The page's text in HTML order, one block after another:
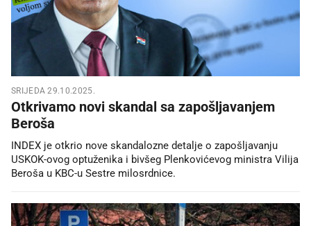
SRIJEDA 29.10.2025.
Otkrivamo novi skandal sa zapošljavanjem
Beroša
INDEX je otkrio nove skandalozne detalje o zapošljavanju
USKOK-ovog optuženika i bivšeg Plenkovićevog ministra Vilija
Beroša u KBC-u Sestre milosrdnice.